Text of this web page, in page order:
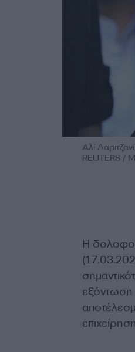
Αλί
REUTERS /
Η